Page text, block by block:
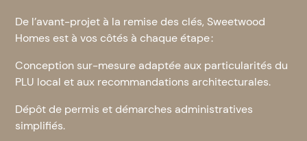
De l’avant-projet à la remise des clés, Sweetwood
Homes est à vos côtés à chaque étape :
Conception sur-mesure adaptée aux particularités du
PLU local et aux recommandations architecturales.
Dépôt de permis et démarches administratives
simplifiés.